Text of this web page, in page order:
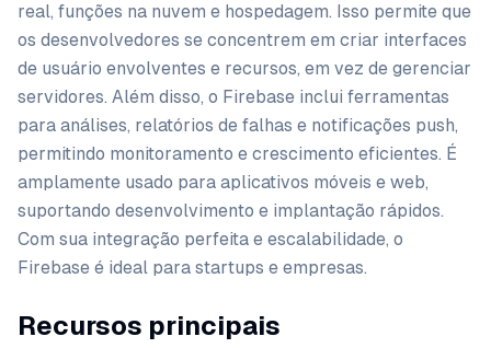
real, funções na nuvem e hospedagem. Isso permite que
os desenvolvedores se concentrem em criar interfaces
de usuário envolventes e recursos, em vez de gerenciar
servidores. Além disso, o Firebase inclui ferramentas
para análises, relatórios de falhas e notificações push,
permitindo monitoramento e crescimento eficientes. É
amplamente usado para aplicativos móveis e web,
suportando desenvolvimento e implantação rápidos.
Com sua integração perfeita e escalabilidade, o
Firebase é ideal para startups e empresas.
Recursos principais